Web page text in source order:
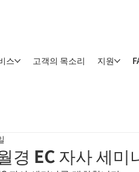
스 고객의 목소리 지원
경 EC 자사 세